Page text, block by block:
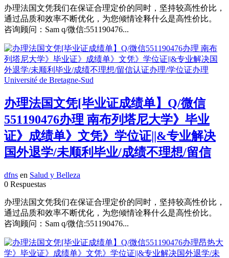
办理法国文凭我们在保证合理定价的同时，坚持较高性价比，
通过品质和效率不断优化，为您倾情诠释什么是高性价比。
咨询顾问：Sam q/微信:551190476...
办理法国文凭[毕业证成绩单】Q/微信
551190476办理 南布列塔尼大学》毕业
证》成绩单》文凭》学位证||&专业解决
国外退学/未顺利毕业/成绩不理想/留信
dfns en Salud y Belleza
0 Respuestas
办理法国文凭我们在保证合理定价的同时，坚持较高性价比，
通过品质和效率不断优化，为您倾情诠释什么是高性价比。
咨询顾问：Sam q/微信:551190476...